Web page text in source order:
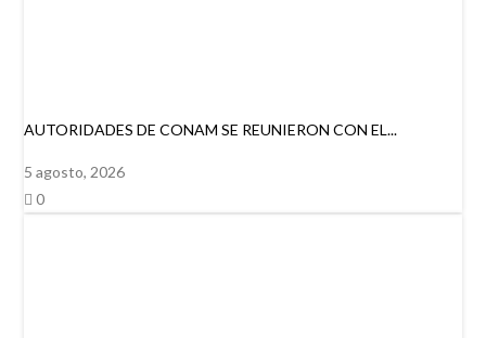
AUTORIDADES DE CONAM SE REUNIERON CON EL...
5 agosto, 2026
0